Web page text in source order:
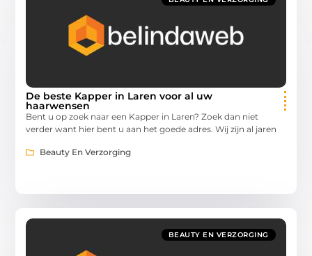
De beste Kapper in Laren voor al uw
haarwensen
Bent u op zoek naar een Kapper in Laren? Zoek dan niet
verder want hier bent u aan het goede adres. Wij zijn al jaren
Beauty En Verzorging
BEAUTY EN VERZORGING